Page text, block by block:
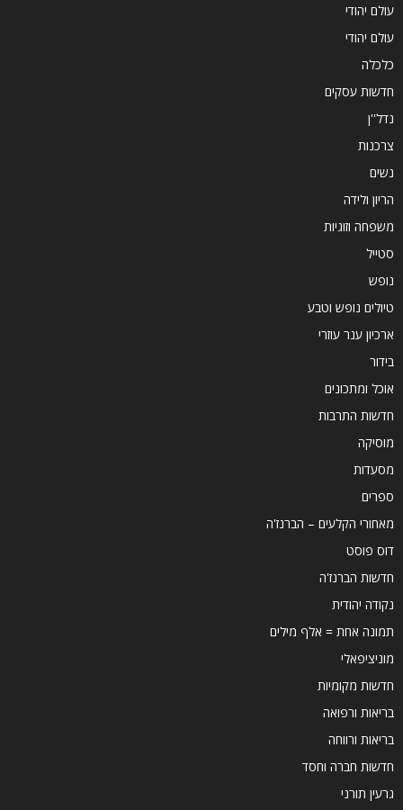
עולם יהודי
עולם יהודי
כלכלה
חדשות עסקים
נדל''ן
צרכנות
נשים
הריון ולידה
משפחה וזוגיות
סטייל
נופש
טיולים נופש וטבע
ארכיון ענר עוזרי
בידור
אוכל ומתכונים
חדשות התרבות
מוסיקה
מסעדות
ספרים
מאחורי הקלעים – הברנז'ה
דוס פוסט
חדשות הברנז'ה
נקודה יהודית
תמונה אחת = אלף מילים
מוניציפאלי
חדשות מקומיות
בריאות ורפואה
בריאות ורווחה
חדשות חברה וחסד
גרעין תורני